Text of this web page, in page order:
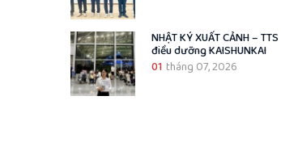
NHẬT KÝ XUẤT CẢNH – TTS
điều dưỡng KAISHUNKAI
01 tháng 07, 2026